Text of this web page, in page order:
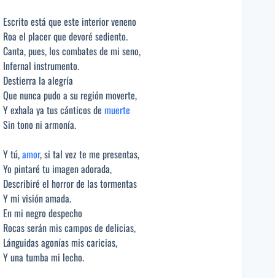
Escrito está que este interior veneno
Roa el placer que devoré sediento.
Canta, pues, los combates de mi seno,
Infernal instrumento.
Destierra la alegría
Que nunca pudo a su región moverte,
Y exhala ya tus cánticos de muerte
Sin tono ni armonía.
Y tú,amor, si tal vez te me presentas,
Yo pintaré tu imagen adorada,
Describiré el horror de las tormentas
Y mi visión amada.
En mi negro despecho
Rocas serán mis campos de delicias,
Lánguidas agonías mis caricias,
Y una tumba mi lecho.